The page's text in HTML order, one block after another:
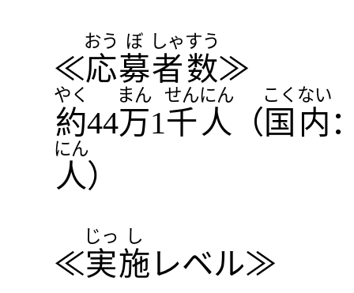
≪応
おう
募
ぼ
者
しゃ
数
すう
≫
約
やく
44万
まん
1千
せん
人
にん
（ 国
こく
内
ない
人
にん
）
≪実
じっ
施
し
レベル≫